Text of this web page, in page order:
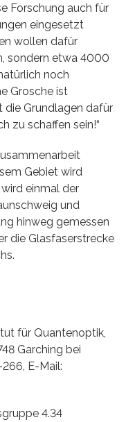
Forschung auch für
eingesetzt
wollen dafür
sondern etwa 4000
noch
Grosche ist
die Grundlagen dafür
zu schaffen sein!“
Gebiet wird
einmal der
und
hinweg gemessen
die Glasfaserstrecke
für Quantenoptik,
Garching bei
E-Mail:
4.34